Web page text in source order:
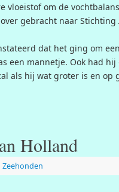
vloeistof om de
gebracht naar Stichting
dat het ging om
een mannetje. Ook had
als hij wat groter is en op
Holland
Zeehonden